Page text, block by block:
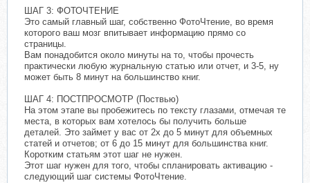
ШАГ 3: ФОТОЧТЕНИЕ
Это самый главный шаг, собственно ФотоЧтение, во время
которого ваш мозг впитывает информацию прямо со
страницы.
Вам понадобится около минуты на то, чтобы прочесть
практически любую журнальную статью или отчет, и 3-5, ну
может быть 8 минут на большинство книг.
ШАГ 4: ПОСТПРОСМОТР (Поствью)
На этом этапе вы пробежитесь по тексту глазами, отмечая те
места, в которых вам хотелось бы получить больше
деталей. Это займет у вас от 2х до 5 минут для объемных
статей и отчетов; от 6 до 15 минут для большинства книг.
Коротким статьям этот шаг не нужен.
Этот шаг нужен для того, чтобы спланировать активацию -
следующий шаг системы ФотоЧтение.